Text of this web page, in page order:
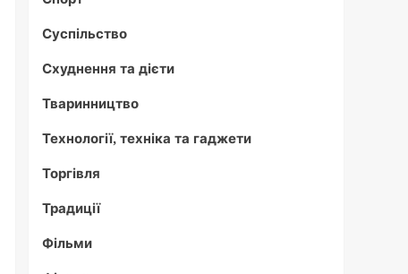
Суспільство
Схуднення та дієти
Тваринництво
Технології, техніка та гаджети
Торгівля
Традиції
Фільми